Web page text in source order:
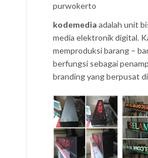
purwokerto
kodemedia adalah unit
media elektronik digital.
memproduksi barang –
berfungsi sebagai
branding yang berpusat